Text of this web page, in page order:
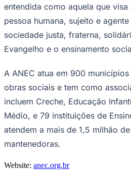
Santos
entendida como aquela que
pessoa humana, sujeito e
sociedade justa, fraterna,
Evangelho e o ensinamento
A ANEC atua em 900
obras sociais e tem como
incluem Creche, Educação
Médio, e 79 instituições de
atendem a mais de 1,5 milhão
mantenedoras.
Website: anec.org.br